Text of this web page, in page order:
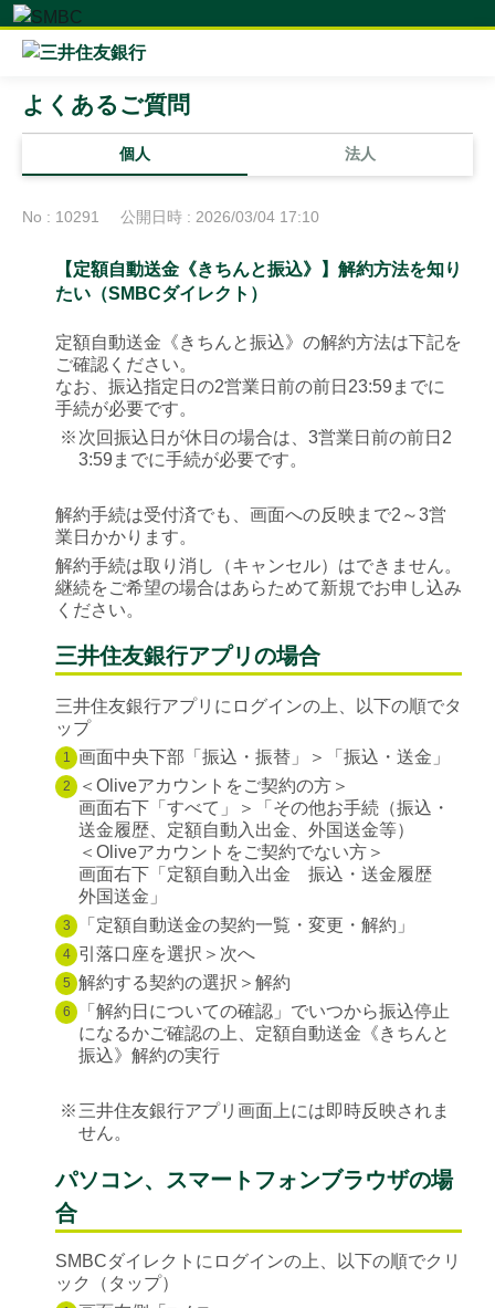
個人 法人
よくあるご質問
No : 10291 公開日時 : 2026/03/04 17:10
【定額自動送金《きちんと振込》】解約方法を知り
たい（SMBCダイレクト）
定額自動送金《きちんと振込》の解約方法は下記を
ご確認ください。
なお、振込指定日の2営業日前の前日23:59までに
手続が必要です。
※ 次回振込日が休日の場合は、3営業日前の前日2
3:59までに手続が必要です。
解約手続は受付済でも、画面への反映まで2～3営
業日かかります。
解約手続は取り消し（キャンセル）はできません。
継続をご希望の場合はあらためて新規でお申し込み
ください。
三井住友銀行アプリの場合
三井住友銀行アプリにログインの上、以下の順でタ
ップ
1 画面中央下部「振込・振替」＞「振込・送金」
2
＜Oliveアカウントをご契約の方＞
画面右下「すべて」＞「その他お手続（振込・
送金履歴、定額自動入出金、外国送金等）
＜Oliveアカウントをご契約でない方＞
画面右下「定額自動入出金 振込・送金履歴
外国送金」
3 「定額自動送金の契約一覧・変更・解約」
4 引落口座を選択＞次へ
5 解約する契約の選択＞解約
6
「解約日についての確認」でいつから振込停止
になるかご確認の上、定額自動送金《きちんと
振込》解約の実行
※ 三井住友銀行アプリ画面上には即時反映されま
せん。
パソコン、スマートフォンブラウザの場
合
SMBCダイレクトにログインの上、以下の順でクリ
ック（タップ）